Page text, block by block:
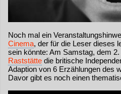
Noch mal ein
Cinema, der für die Leser dieses
sein könnte: Am Samstag, dem
Raststätte die britische
Adaption von 6 Erzählungen des
Davor gibt es noch einen